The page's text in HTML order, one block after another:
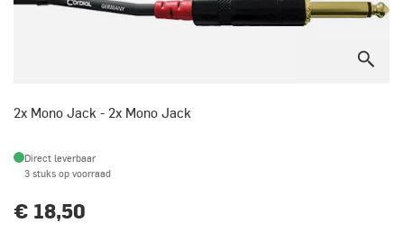
2x Mono Jack - 2x Mono Jack
Direct leverbaar
3 stuks op voorraad
€ 18,50